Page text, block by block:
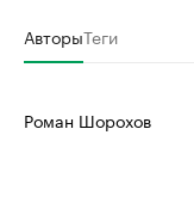
АвторыТеги
Роман Шорохов